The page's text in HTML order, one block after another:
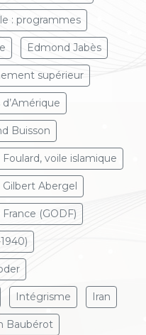
: programmes
Edmond Jabès
supérieur
Buisson
Foulard, voile islamique
Gilbert Abergel
(GODF)
Intégrisme Iran
Baubérot